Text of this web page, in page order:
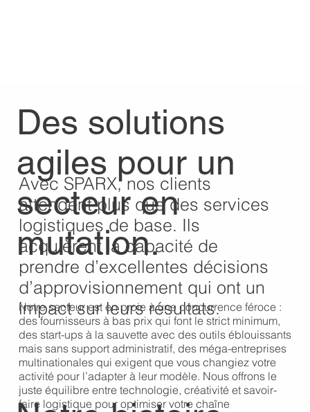
Des solutions
agiles pour un
secteur en
mutation.
Avec SPARX, nos clients
attendent plus que des services
logistiques de base. Ils
acquièrent la capacité de
prendre d’excellentes décisions
d’approvisionnement qui ont un
impact sur leurs résultats.
Notre secteur est en proie à une concurrence féroce :
des fournisseurs à bas prix qui font le strict minimum,
des start-ups à la sauvette avec des outils éblouissants
mais sans support administratif, des méga-entreprises
multinationales qui exigent que vous changiez votre
activité pour l’adapter à leur modèle. Nous offrons le
juste équilibre entre technologie, créativité et savoir-
faire logistique pour optimiser votre chaîne